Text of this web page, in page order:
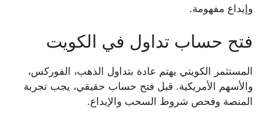
وإيداع مفهومة.
فتح حساب تداول في الكويت
المستثمر الكويتي يهتم عادة بتداول الذهب، الفوركس،
والأسهم الأمريكية. قبل فتح حساب حقيقي، يجب تجربة
المنصة وفحص شروط السحب والإيداع.